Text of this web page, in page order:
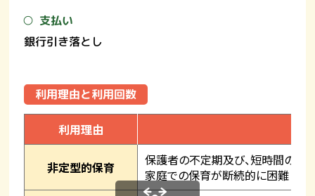
支払い
銀行引き落とし
利用理由と利用回数
利用理由
非定型的保育
保護者の不定期及び、短時間のお
家庭での保育が断続的に困難とな